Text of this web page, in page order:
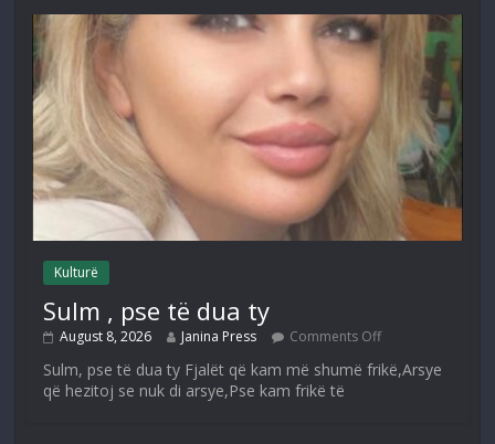
Kulturë
Sulm , pse të dua ty
August 8, 2026 Janina Press Comments Off
Sulm, pse të dua ty Fjalët që kam më shumë frikë,Arsye
që hezitoj se nuk di arsye,Pse kam frikë të